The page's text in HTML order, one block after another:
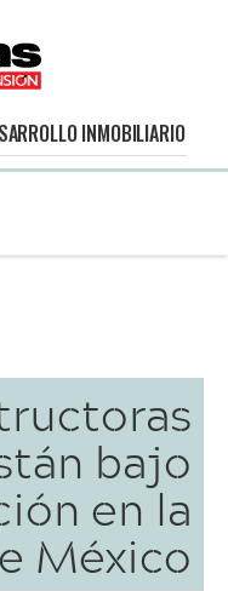
INMOBILIARIO
bajo
en la
México